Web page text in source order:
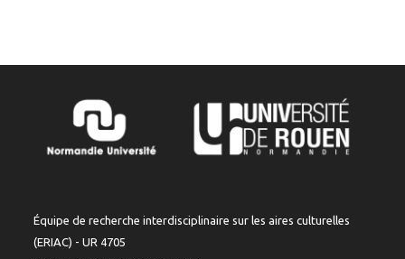
Équipe de recherche interdisciplinaire sur les aires culturelles
(ERIAC) - UR 4705